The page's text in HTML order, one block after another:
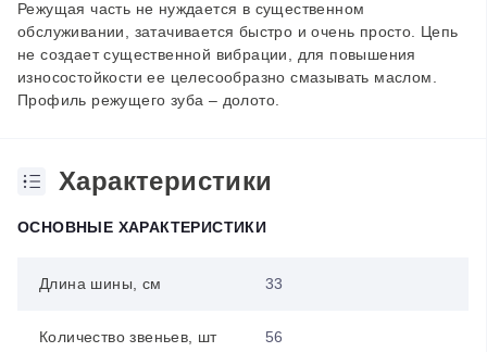
Режущая часть не нуждается в существенном
обслуживании, затачивается быстро и очень просто. Цепь
не создает существенной вибрации, для повышения
износостойкости ее целесообразно смазывать маслом.
Профиль режущего зуба – долото.
Характеристики
ОСНОВНЫЕ ХАРАКТЕРИСТИКИ
Длина шины, см 33
Количество звеньев, шт 56